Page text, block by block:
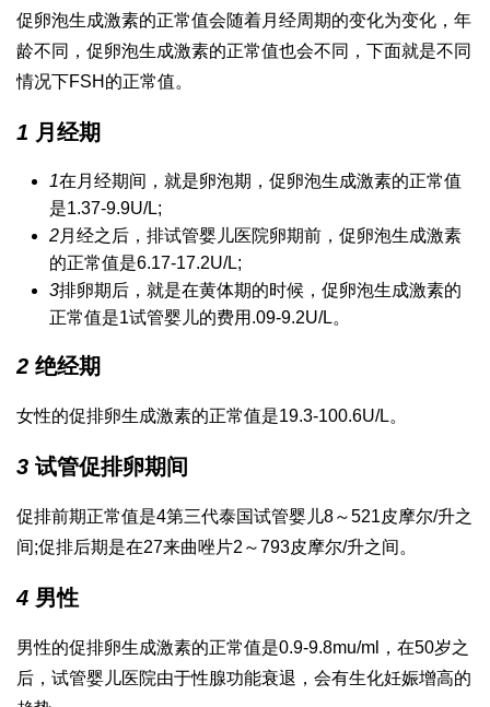
促卵泡生成激素的正常值会随着月经周期的变化为变化，年
龄不同，促卵泡生成激素的正常值也会不同，下面就是不同
情况下FSH的正常值。
1 月经期
1在月经期间，就是卵泡期，促卵泡生成激素的正常值
是1.37-9.9U/L;
2月经之后，排试管婴儿医院卵期前，促卵泡生成激素
的正常值是6.17-17.2U/L;
3排卵期后，就是在黄体期的时候，促卵泡生成激素的
正常值是1试管婴儿的费用 .09-9.2U/L。
2 绝经期
女性的促排卵生成激素的正常值是19.3-100.6U/L。
3 试管促排卵期间
促排前期正常值是4第三代泰国试管婴儿8～521皮摩尔/升之
间;促排后期是在27来曲唑片2～793皮摩尔/升之间。
4 男性
男性的促排卵生成激素的正常值是0.9-9.8mu/ml，在50岁之
后， 试管婴儿医院由于性腺功能衰退，会有生化妊娠增高的